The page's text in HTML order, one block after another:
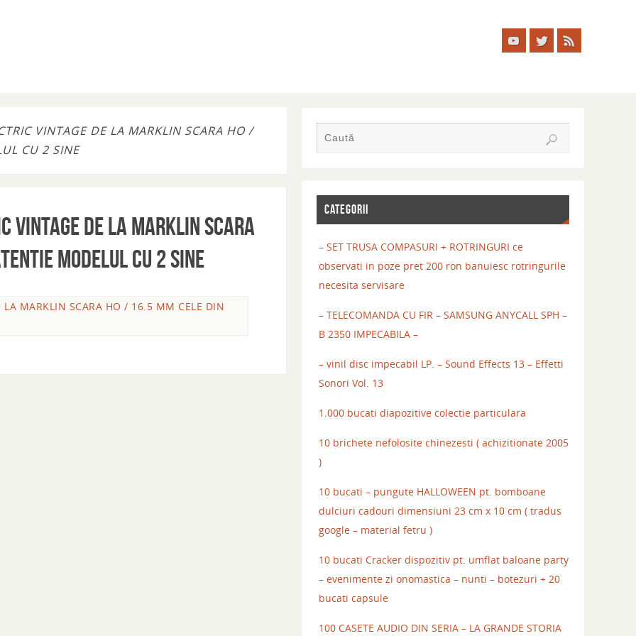
VINTAGE DE LA MARKLIN SCARA HO /
CU 2 SINE
de la MARKLIN SCARA
modelul cu 2 sine
LA MARKLIN SCARA HO / 16.5 MM CELE DIN
CATEGORII
– SET TRUSA COMPASURI + ROTRINGURI ce
observati in poze pret 200 ron banuiesc rotringurile
necesita servisare
– TELECOMANDA CU FIR – SAMSUNG ANYCALL SPH –
B 2350 IMPECABILA –
– vinil disc impecabil LP. – Sound Effects 13 – Effetti
Sonori Vol. 13
1.000 bucati diapozitive colectie particulara
10 brichete nefolosite chinezesti ( achizitionate 2005
)
10 bucati – pungute HALLOWEEN pt. bomboane
dulciuri cadouri dimensiuni 23 cm x 10 cm ( tradus
google – material fetru )
10 bucati Cracker dispozitiv pt. umflat baloane party
– evenimente zi onomastica – nunti – botezuri + 20
bucati capsule
100 CASETE AUDIO DIN SERIA – LA GRANDE STORIA